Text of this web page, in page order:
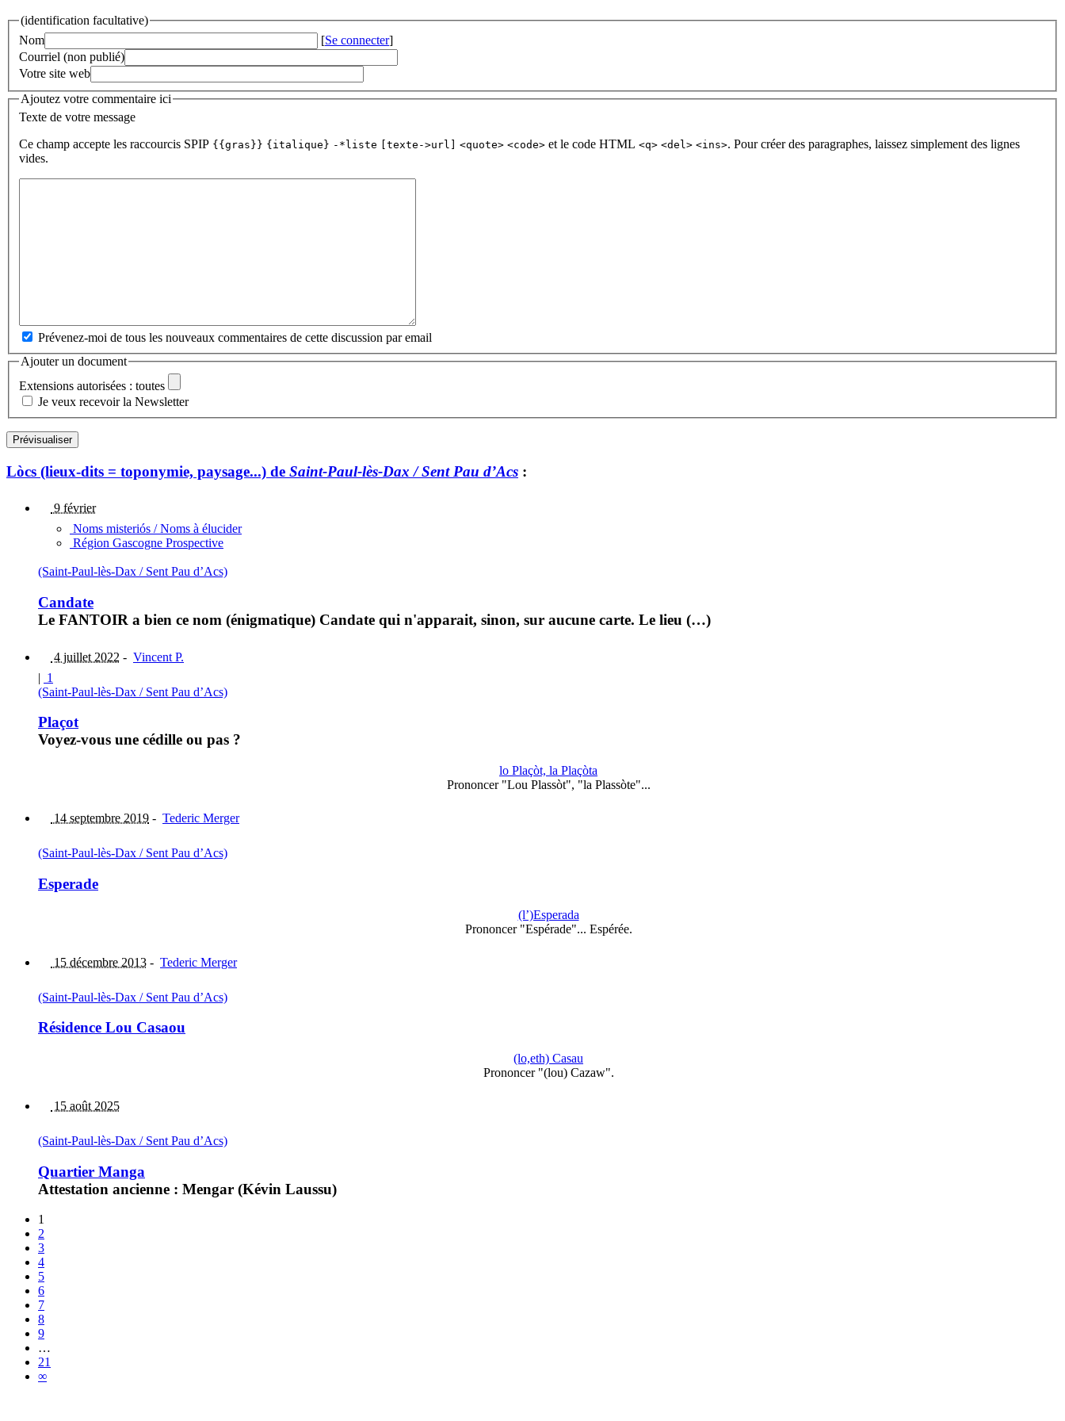
(identification facultative)
Nom
[Se connecter]
Courriel (non publié)
Votre site web
Ajoutez votre commentaire ici
Texte de votre message
Ce champ accepte les raccourcis SPIP {{gras}} {italique} -*liste [texte->url] <quote> <code> et le code HTML <q> <del> <ins>. Pour créer des paragraphes, laissez simplement des lignes
vides.
Prévenez-moi de tous les nouveaux commentaires de cette discussion par email
Ajouter un document
Extensions autorisées : toutes
Je veux recevoir la Newsletter
Lòcs (lieux-dits = toponymie, paysage...) de Saint-Paul-lès-Dax / Sent Pau d’Acs :
9 février
Noms misteriós / Noms à élucider
Région Gascogne Prospective
(Saint-Paul-lès-Dax / Sent Pau d’Acs)
Candate
Le FANTOIR a bien ce nom (énigmatique) Candate qui n'apparait, sinon, sur aucune carte. Le lieu (…)
4 juillet 2022 - Vincent P.
| 1
(Saint-Paul-lès-Dax / Sent Pau d’Acs)
Plaçot
Voyez-vous une cédille ou pas ?
lo Plaçòt, la Plaçòta
Prononcer "Lou Plassòt", "la Plassòte"...
14 septembre 2019 - Tederic Merger
(Saint-Paul-lès-Dax / Sent Pau d’Acs)
Esperade
(l’)Esperada
Prononcer "Espérade"... Espérée.
15 décembre 2013 - Tederic Merger
(Saint-Paul-lès-Dax / Sent Pau d’Acs)
Résidence Lou Casaou
(lo,eth) Casau
Prononcer "(lou) Cazaw".
15 août 2025
(Saint-Paul-lès-Dax / Sent Pau d’Acs)
Quartier Manga
Attestation ancienne : Mengar (Kévin Laussu)
1
2
3
4
5
6
7
8
9
…
21
∞